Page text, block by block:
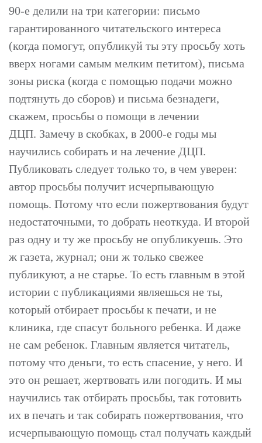
90-е делили на три категории: письмо
гарантированного читательского интереса
(когда помогут, опубликуй ты эту просьбу хоть
вверх ногами самым мелким петитом), письма
зоны риска (когда с помощью подачи можно
подтянуть до сборов) и письма безнадеги,
скажем, просьбы о помощи в лечении
ДЦП. Замечу в скобках, в 2000-е годы мы
научились собирать и на лечение ДЦП.
Публиковать следует только то, в чем уверен:
автор просьбы получит исчерпывающую
помощь. Потому что если пожертвования будут
недостаточными, то добрать неоткуда. И второй
раз одну и ту же просьбу не опубликуешь. Это
ж газета, журнал; они ж только свежее
публикуют, а не старье. То есть главным в этой
истории с публикациями являешься не ты,
который отбирает просьбы к печати, и не
клиника, где спасут больного ребенка. И даже
не сам ребенок. Главным является читатель,
потому что деньги, то есть спасение, у него. И
это он решает, жертвовать или погодить. И мы
научились так отбирать просьбы, так готовить
их в печать и так собирать пожертвования, что
исчерпывающую помощь стал получать каждый